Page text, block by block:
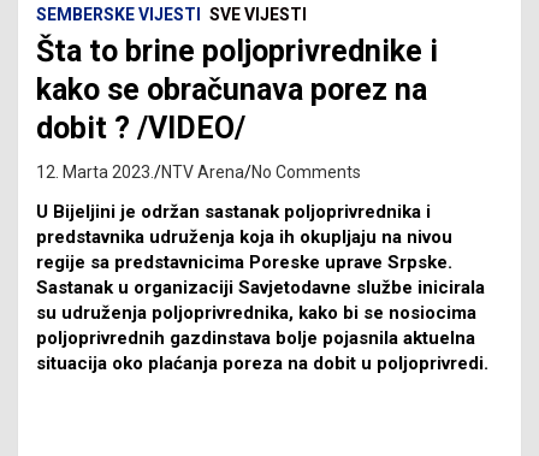
SEMBERSKE VIJESTI SVE VIJESTI
Šta to brine poljoprivrednike i
kako se obračunava porez na
dobit ? /VIDEO/
12. Marta 2023. NTV Arena No Comments
U Bijeljini je održan sastanak poljoprivrednika i
predstavnika udruženja koja ih okupljaju na nivou
regije sa predstavnicima Poreske uprave Srpske.
Sastanak u organizaciji Savjetodavne službe inicirala
su udruženja poljoprivrednika, kako bi se nosiocima
poljoprivrednih gazdinstava bolje pojasnila aktuelna
situacija oko plaćanja poreza na dobit u poljoprivredi.